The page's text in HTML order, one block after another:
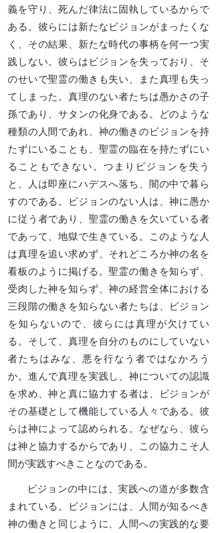
義を守り、死んだ律法に固執しているからで
ある。彼らには新たなビジョンがまったくな
く、その結果、新たな時代の事柄を何一つ実
践しない。彼らはビジョンを失っており、そ
のせいで聖霊の働きも失い、また真理も失っ
てしまった。真理のない者たちは愚かさの子
孫であり、サタンの化身である。どのような
種類の人間であれ、神の働きのビジョンを持
たずにいることも、聖霊の臨在を持たずにい
ることもできない。つまりビジョンを失う
と、人は即座にハデスへ落ち、闇の中で暮ら
すのである。ビジョンのない人は、神に愚か
に従う者であり、聖霊の働きを欠いている者
であって、地獄で生きている。このような人
は真理を追い求めず、それどころか神の名を
看板のように掲げる。聖霊の働きを知らず、
受肉した神を知らず、神の経営全体における
三段階の働きを知らない者たちは、ビジョン
を知らないので、彼らには真理が欠けてい
る。そして、真理を自分のものにしていない
者たちはみな、悪を行なう者ではなかろう
か。進んで真理を実践し、神についての認識
を求め、神と真に協力する者は、ビジョンが
その基礎として機能している人々である。彼
らは神によって認められる。なぜなら、彼ら
は神と協力するからであり、この協力こそ人
間が実践すべきことなのである。
ビジョンの中には、実践への道が多数含
まれている。ビジョンには、人間が知るべき
神の働きと同じように、人間への実践的な要